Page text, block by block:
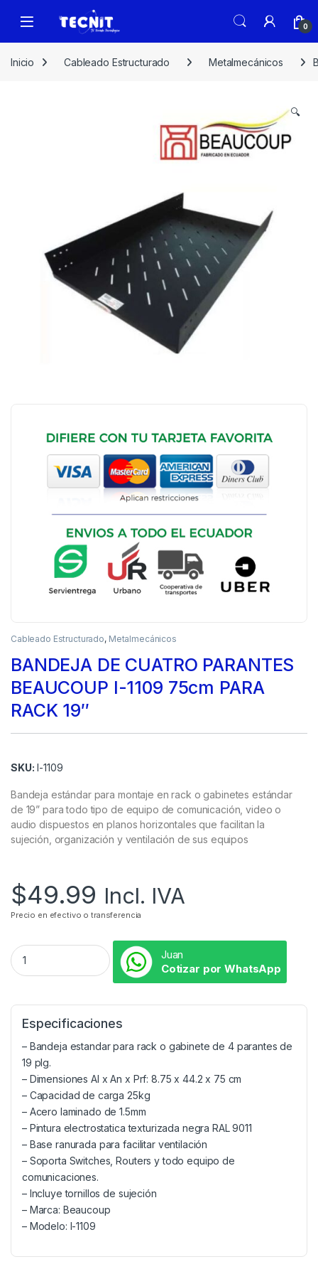
0
Inicio Cableado Estructurado Metalmecánicos
🔍
Cableado Estructurado, Metalmecánicos
BANDEJA DE CUATRO PARANTES
BEAUCOUP I-1109 75cm PARA
RACK 19″
SKU: I-1109
Bandeja estándar para montaje en rack o gabinetes estándar
de 19” para todo tipo de equipo de comunicación, video o
audio dispuestos en planos horizontales que facilitan la
sujeción, organización y ventilación de sus equipos
$49.99 Incl. IVA
Precio en efectivo o transferencia
Juan
Cotizar por WhatsApp
Especificaciones
– Bandeja estandar para rack o gabinete de 4 parantes de
19 plg.
– Dimensiones Al x An x Prf: 8.75 x 44.2 x 75 cm
– Capacidad de carga 25kg
– Acero laminado de 1.5mm
– Pintura electrostatica texturizada negra RAL 9011
– Base ranurada para facilitar ventilación
– Soporta Switches, Routers y todo equipo de
comunicaciones.
– Incluye tornillos de sujeción
– Marca: Beaucoup
– Modelo: I-1109